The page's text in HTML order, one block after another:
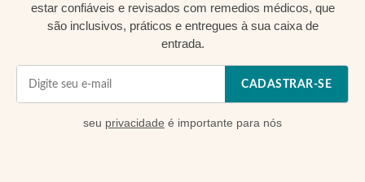
estar confiáveis e revisados com remedios médicos, que
são inclusivos, práticos e entregues à sua caixa de
entrada.
CADASTRAR-SE
seu privacidade é importante para nós